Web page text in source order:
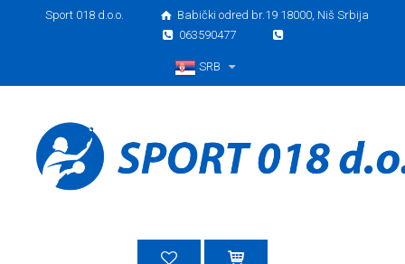
Sport 018 d.o.o.
Babički odred br.19 18000, Niš Srbija
063590477
SRB